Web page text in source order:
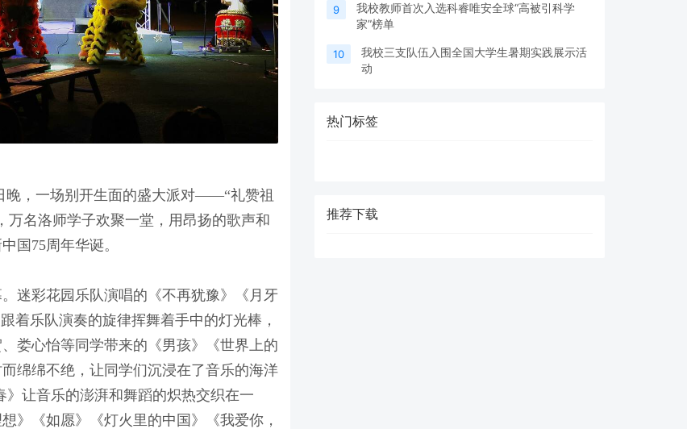
晚，一场别开生面的盛大派对——“礼赞祖
万名洛师学子欢聚一堂，用昂扬的歌声和
国75周年华诞。
彩花园乐队演唱的《不再犹豫》《月牙
着乐队演奏的旋律挥舞着手中的灯光棒，
娄心怡等同学带来的《男孩》《世界上的
绵绵不绝，让同学们沉浸在了音乐的海洋
》让音乐的澎湃和舞蹈的炽热交织在一
》《如愿》《灯火里的中国》《我爱你，
9
我校教师首次入选科睿唯安全球“高被引科学
家”榜单
10
我校三支队伍入围全国大学生暑期实践展示活
动
热门标签
推荐下载